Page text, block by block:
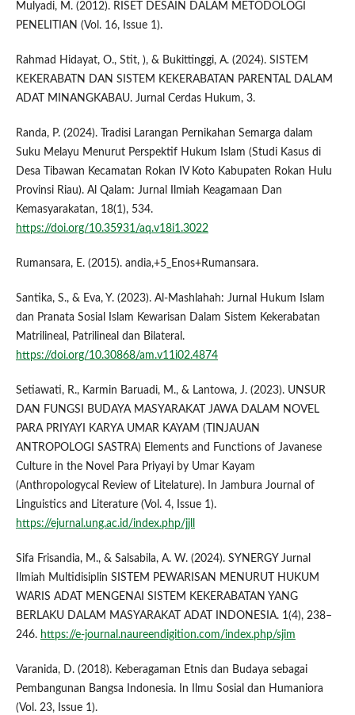
Mulyadi, M. (2012). RISET DESAIN DALAM METODOLOGI
PENELITIAN (Vol. 16, Issue 1).
Rahmad Hidayat, O., Stit, ), & Bukittinggi, A. (2024). SISTEM
KEKERABATN DAN SISTEM KEKERABATAN PARENTAL DALAM
ADAT MINANGKABAU. Jurnal Cerdas Hukum, 3.
Randa, P. (2024). Tradisi Larangan Pernikahan Semarga dalam
Suku Melayu Menurut Perspektif Hukum Islam (Studi Kasus di
Desa Tibawan Kecamatan Rokan IV Koto Kabupaten Rokan Hulu
Provinsi Riau). Al Qalam: Jurnal Ilmiah Keagamaan Dan
Kemasyarakatan, 18(1), 534.
https://doi.org/10.35931/aq.v18i1.3022
Rumansara, E. (2015). andia,+5_Enos+Rumansara.
Santika, S., & Eva, Y. (2023). Al-Mashlahah: Jurnal Hukum Islam
dan Pranata Sosial Islam Kewarisan Dalam Sistem Kekerabatan
Matrilineal, Patrilineal dan Bilateral.
https://doi.org/10.30868/am.v11i02.4874
Setiawati, R., Karmin Baruadi, M., & Lantowa, J. (2023). UNSUR
DAN FUNGSI BUDAYA MASYARAKAT JAWA DALAM NOVEL
PARA PRIYAYI KARYA UMAR KAYAM (TINJAUAN
ANTROPOLOGI SASTRA) Elements and Functions of Javanese
Culture in the Novel Para Priyayi by Umar Kayam
(Anthropologycal Review of Litelature). In Jambura Journal of
Linguistics and Literature (Vol. 4, Issue 1).
https://ejurnal.ung.ac.id/index.php/jjll
Sifa Frisandia, M., & Salsabila, A. W. (2024). SYNERGY Jurnal
Ilmiah Multidisiplin SISTEM PEWARISAN MENURUT HUKUM
WARIS ADAT MENGENAI SISTEM KEKERABATAN YANG
BERLAKU DALAM MASYARAKAT ADAT INDONESIA. 1(4), 238–
246. https://e-journal.naureendigition.com/index.php/sjim
Varanida, D. (2018). Keberagaman Etnis dan Budaya sebagai
Pembangunan Bangsa Indonesia. In Ilmu Sosial dan Humaniora
(Vol. 23, Issue 1).